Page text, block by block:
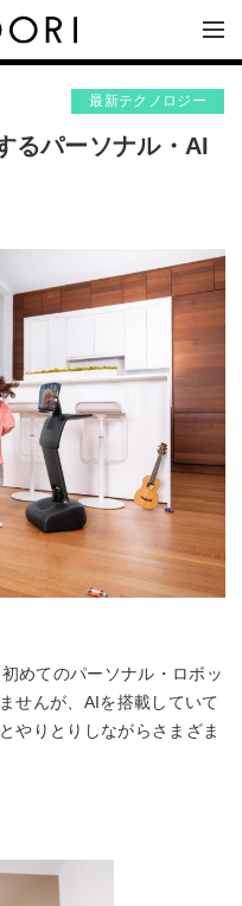
最新テクノロジー
るパーソナル・AI
めてのパーソナル・ロボッ
せんが、AIを搭載していて
やりとりしながらさまざま